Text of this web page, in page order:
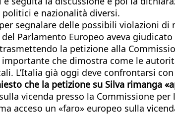
e nazionalità diversi.
segnalare delle possibili violazioni
Parlamento Europeo aveva
la petizione alla
che dimostra come le
L’Italia già oggi deve confrontarsi
che la petizione su Silva rimanga
vicenda presso la Commissione
acceso un «faro» europeo sulla